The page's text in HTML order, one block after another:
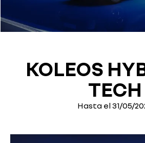
KOLEOS
TECH
Hasta el 31/05/